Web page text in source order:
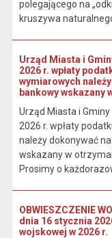
polegającego na
kruszywa naturalnego
Urząd Miasta i
2026 r. wpłaty
wymiarowych
bankowy wskazany
Urząd Miasta i
2026 r. wpłaty
należy dokonywać
wskazany w
Prosimy o
OBWIESZCZENIE
dnia 16 stycznia
wojskowej w 2026 r.